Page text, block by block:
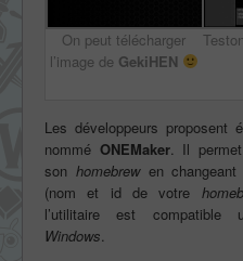
On peut télécharger
l’image de GekiHEN
Les développeurs proposent
nommé ONEMaker. Il
son homebrewen changeant
(nom et id de votre
l’utilitaire est compatible
Windows